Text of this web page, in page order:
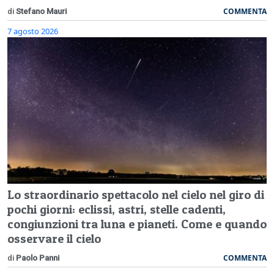
di Stefano Mauri COMMENTA
7 agosto 2026
Lo straordinario spettacolo nel cielo nel giro di
pochi giorni: eclissi, astri, stelle cadenti,
congiunzioni tra luna e pianeti. Come e quando
osservare il cielo
di Paolo Panni COMMENTA